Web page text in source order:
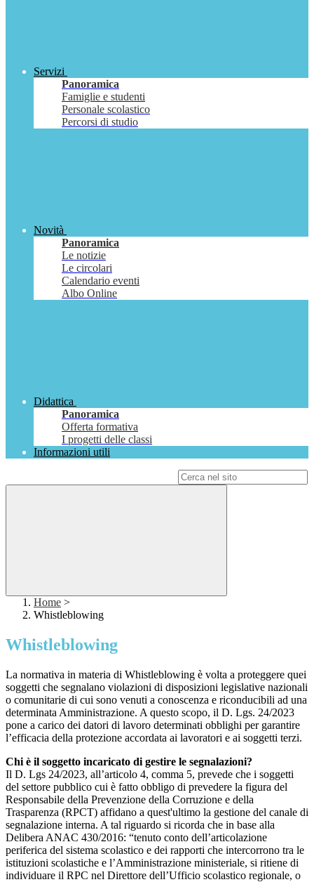
Servizi
Panoramica
Famiglie e studenti
Personale scolastico
Percorsi di studio
Novità
Panoramica
Le notizie
Le circolari
Calendario eventi
Albo Online
Didattica
Panoramica
Offerta formativa
I progetti delle classi
Informazioni utili
Home >
Whistleblowing
Whistleblowing
La normativa in materia di Whistleblowing è volta a proteggere quei
soggetti che segnalano violazioni di disposizioni legislative nazionali
o comunitarie di cui sono venuti a conoscenza e riconducibili ad una
determinata Amministrazione. A questo scopo, il D. Lgs. 24/2023
pone a carico dei datori di lavoro determinati obblighi per garantire
l’efficacia della protezione accordata ai lavoratori e ai soggetti terzi.
Chi è il soggetto incaricato di gestire le segnalazioni?
Il D. Lgs 24/2023, all’articolo 4, comma 5, prevede che i soggetti
del settore pubblico cui è fatto obbligo di prevedere la figura del
Responsabile della Prevenzione della Corruzione e della
Trasparenza (RPCT) affidano a quest'ultimo la gestione del canale di
segnalazione interna. A tal riguardo si ricorda che in base alla
Delibera ANAC 430/2016: “tenuto conto dell’articolazione
periferica del sistema scolastico e dei rapporti che intercorrono tra le
istituzioni scolastiche e l’Amministrazione ministeriale, si ritiene di
individuare il RPC nel Direttore dell’Ufficio scolastico regionale, o